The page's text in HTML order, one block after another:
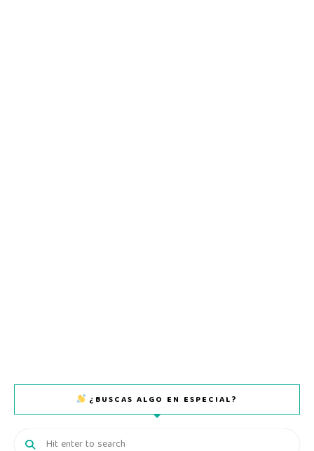
¿BUSCAS ALGO EN ESPECIAL?